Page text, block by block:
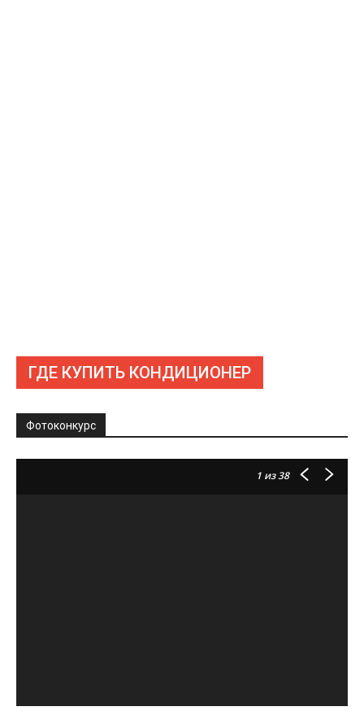
ГДЕ КУПИТЬ КОНДИЦИОНЕР
Фотоконкурс
1 из 38